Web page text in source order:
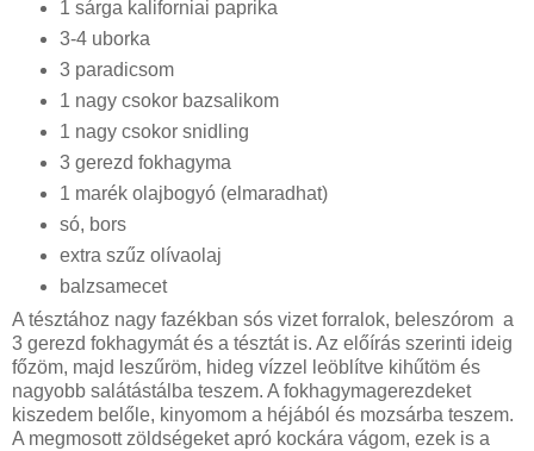
1 sárga kaliforniai paprika
3-4 uborka
3 paradicsom
1 nagy csokor bazsalikom
1 nagy csokor snidling
3 gerezd fokhagyma
1 marék olajbogyó (elmaradhat)
só, bors
extra szűz olívaolaj
balzsamecet
A tésztához nagy fazékban sós vizet forralok, beleszórom a
3 gerezd fokhagymát és a tésztát is. Az előírás szerinti ideig
főzöm, majd leszűröm, hideg vízzel leöblítve kihűtöm és
nagyobb salátástálba teszem. A fokhagymagerezdeket
kiszedem belőle, kinyomom a héjából és mozsárba teszem.
A megmosott zöldségeket apró kockára vágom, ezek is a